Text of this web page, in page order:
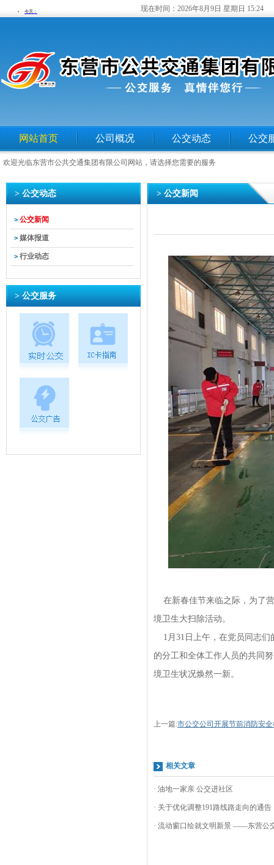
现在时间： 2026年8月9日 星期日 15:24
网站首页 公司概况 公交动态 公交
欢迎光临东营市公共交通集团有限公司网站，请选择您需要的服务
> 公交动态
> 公交新闻
> 媒体报道
> 行业动态
> 公交服务
> 公交新闻
在新春佳节来临之际，为了
境卫生大扫除活动。
1月31日上午，在党员同志们
的分工和全体工作人员的共同
境卫生状况焕然一新。
上一篇:市公交公司开展节前消防安
相关文章
· 油地一家亲 公交进社区
· 关于优化调整191路线路走向的通告
· 流动窗口绘就文明新景 ——东营公